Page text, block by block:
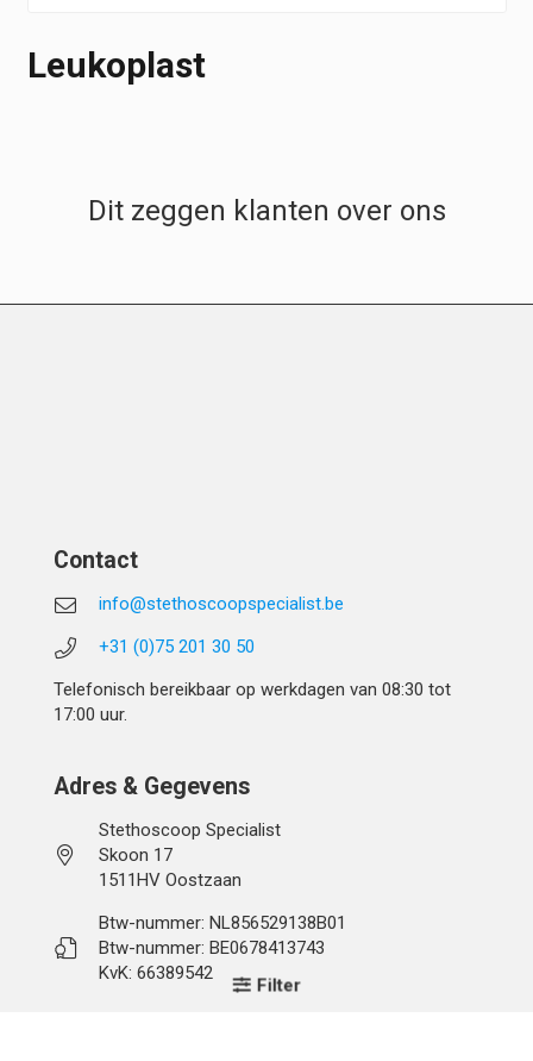
Filter
Leukoplast
Dit zeggen klanten over ons
Contact
info@stethoscoopspecialist.be
+31 (0)75 201 30 50
Telefonisch bereikbaar op werkdagen van 08:30 tot
17:00 uur.
Adres & Gegevens
Stethoscoop Specialist
Skoon 17
1511HV Oostzaan
Btw-nummer: NL856529138B01
Btw-nummer: BE0678413743
KvK: 66389542